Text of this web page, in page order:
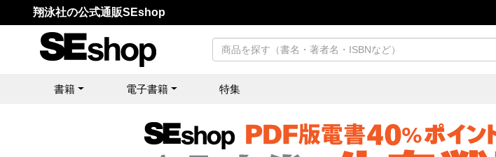
翔泳社の公式通販SEshop
書籍 電子書籍 特集